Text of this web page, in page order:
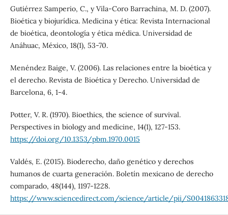
Gutiérrez Samperio, C., y Vila-Coro Barrachina, M. D. (2007).
Bioética y biojurídica. Medicina y ética: Revista Internacional
de bioética, deontología y ética médica. Universidad de
Anáhuac, México, 18(1), 53-70.
Menéndez Baige, V. (2006). Las relaciones entre la bioética y
el derecho. Revista de Bioética y Derecho. Universidad de
Barcelona, 6, 1-4.
Potter, V. R. (1970). Bioethics, the science of survival.
Perspectives in biology and medicine, 14(1), 127-153.
https://doi.org/10.1353/pbm.1970.0015
Valdés, E. (2015). Bioderecho, daño genético y derechos
humanos de cuarta generación. Boletín mexicano de derecho
comparado, 48(144), 1197-1228.
https://www.sciencedirect.com/science/article/pii/